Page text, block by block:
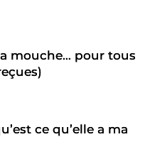
mouche… pour tous
ce qu’elle a ma